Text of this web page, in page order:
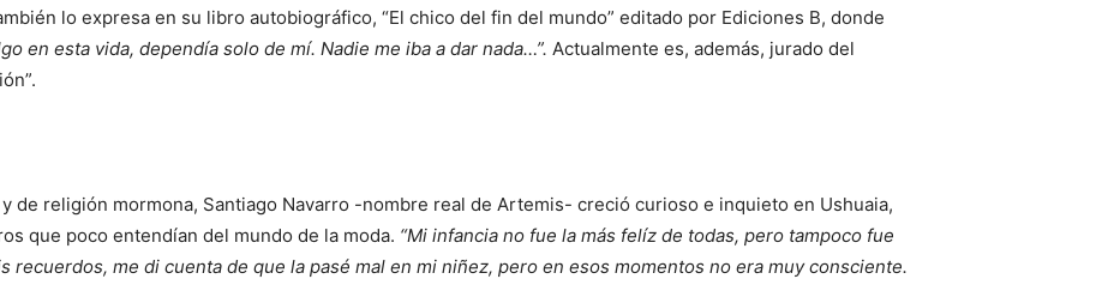
lo expresa en su libro autobiográfico, “El chico del fin del mundo” editado por Ediciones B, donde
en esta vida, dependía solo de mí. Nadie me iba a dar nada…”. Actualmente es, además, jurado del
de religión mormona, Santiago Navarro -nombre real de Artemis- creció curioso e inquieto en Ushuaia,
que poco entendían del mundo de la moda. “Mi infancia no fue la más felíz de todas, pero tampoco fue
recuerdos, me di cuenta de que la pasé mal en mi niñez, pero en esos momentos no era muy consciente.